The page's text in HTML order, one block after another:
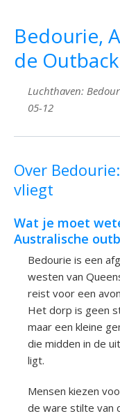
Bedourie,
de
Luchthaven:
05-12
Over
vliegt
Wat je moet
Australische
Bedourie is een
westen van
reist voor een
Het dorp is geen
maar een kleine
die midden in de
ligt.
Mensen kiezen
de ware stilte van